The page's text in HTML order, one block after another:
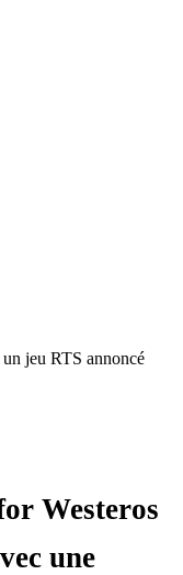
jeu RTS annoncé
Westeros
une